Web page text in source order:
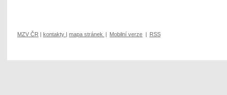
MZV ČR | kontakty | mapa stránek | Mobilní verze | RSS